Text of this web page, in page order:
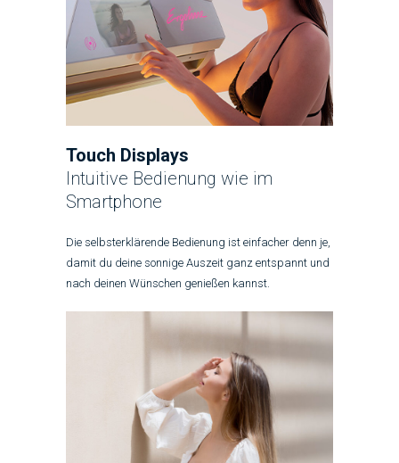
Touch Displays
Intuitive Bedienung wie im
Smartphone
Die selbsterklärende Bedienung ist einfacher denn je,
damit du deine sonnige Auszeit ganz entspannt und
nach deinen Wünschen genießen kannst.